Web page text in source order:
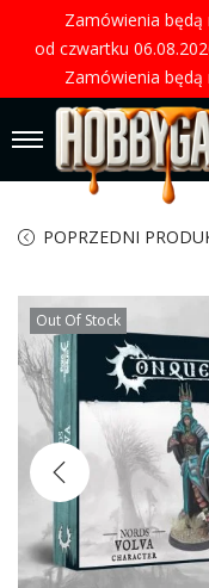
Zamówienia będą
od czwartku
Zamówienia będą
POPRZEDNI
Out Of Stock